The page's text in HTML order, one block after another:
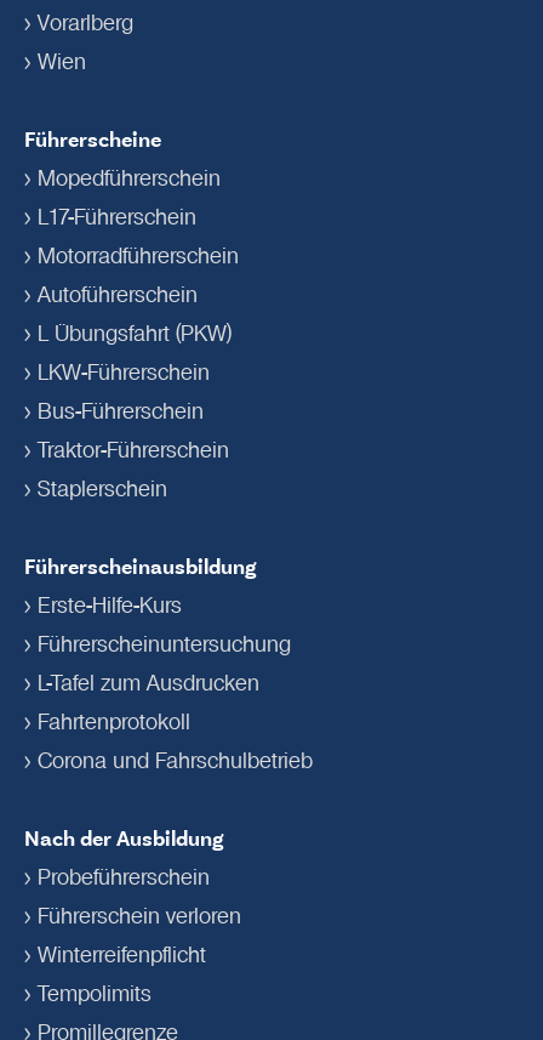
Vorarlberg
Wien
Führerscheine
Mopedführerschein
L17-Führerschein
Motorradführerschein
Autoführerschein
L Übungsfahrt (PKW)
LKW-Führerschein
Bus-Führerschein
Traktor-Führerschein
Staplerschein
Führerscheinausbildung
Erste-Hilfe-Kurs
Führerschein­untersuchung
L-Tafel zum Ausdrucken
Fahrtenprotokoll
Corona und Fahrschulbetrieb
Nach der Ausbildung
Probeführerschein
Führerschein verloren
Winterreifenpflicht
Tempolimits
Promillegrenze